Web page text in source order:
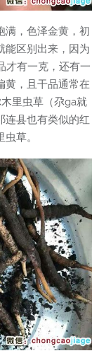
满，色泽金黄，初
能区别出来，因为
才有一克，还有一
黄，且干品通常在
里虫草（尕ga就
连县也有类似的红
草。